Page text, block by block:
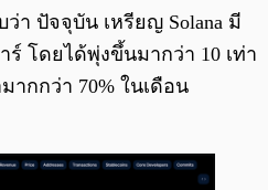
ว่า ปัจจุบัน เหรียญ Solana มี
โดยได้พุ่งขึ้นมากว่า 10 เท่า
ากกว่า 70% ในเดือน